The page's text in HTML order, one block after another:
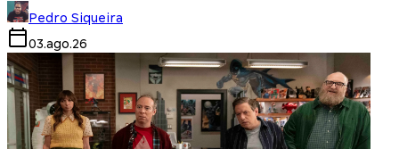
Pedro Siqueira
03.ago.26